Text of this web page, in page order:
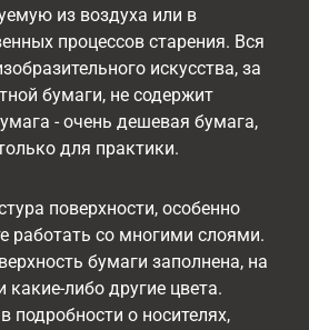
из воздуха или в
процессов старения. Вся
искусства, за
бумаги, не содержит
- очень дешевая бумага,
для практики.
поверхности, особенно
работать со многими слоями.
бумаги заполнена, на
какие-либо другие цвета.
подробности о носителях,